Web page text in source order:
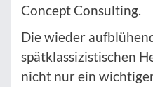
Concept Consulting.
Die wieder
spätklassizistischen
nicht nur ein